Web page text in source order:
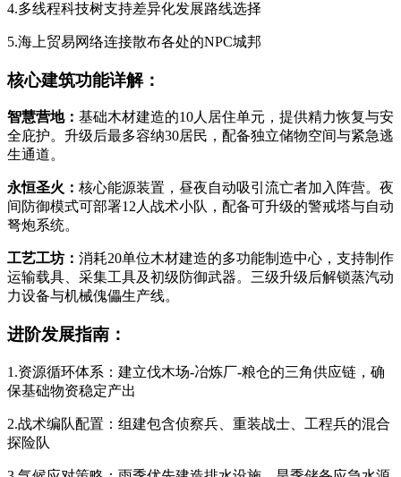
4.多线程科技树支持差异化发展路线选择
5.海上贸易网络连接散布各处的NPC城邦
核心建筑功能详解：
智慧营地： 基础木材建造的10人居住单元，提供精力恢复与安
全庇护。升级后最多容纳30居民，配备独立储物空间与紧急逃
生通道。
永恒圣火： 核心能源装置，昼夜自动吸引流亡者加入阵营。夜
间防御模式可部署12人战术小队，配备可升级的警戒塔与自动
弩炮系统。
工艺工坊： 消耗20单位木材建造的多功能制造中心，支持制作
运输载具、采集工具及初级防御武器。三级升级后解锁蒸汽动
力设备与机械傀儡生产线。
进阶发展指南：
1.资源循环体系：建立伐木场-冶炼厂-粮仓的三角供应链，确
保基础物资稳定产出
2.战术编队配置：组建包含侦察兵、重装战士、工程兵的混合
探险队